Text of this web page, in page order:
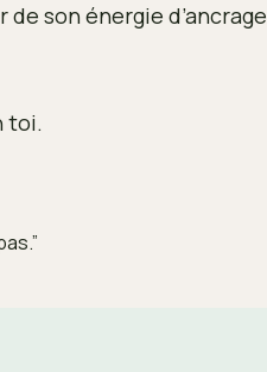
son énergie d’ancrage
toi.